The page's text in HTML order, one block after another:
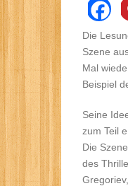
Die
Szene
Mal
Beispiel
Seine
zum Teil
Die
des